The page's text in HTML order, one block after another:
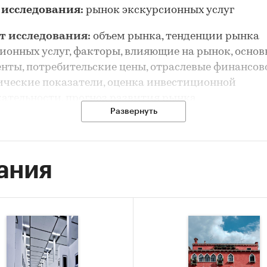
рынок экскурсионных услуг
исследования: объем рынка, тенденции рынка
услуг, факторы, влияющие на рынок,
потребительские цены, отраслевые
показатели, оценка инвестиционной
прогноз развития рынка
экскурсионных услуг выполнен по рынку в
отдельных его сегментов
Москва и Московская область
состояния рынка экскурсионных услуг
Развернуть